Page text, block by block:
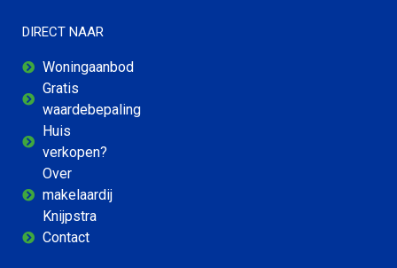
DIRECT NAAR
Woningaanbod
Gratis
waardebepaling
Huis
verkopen?
Over
makelaardij
Knijpstra
Contact